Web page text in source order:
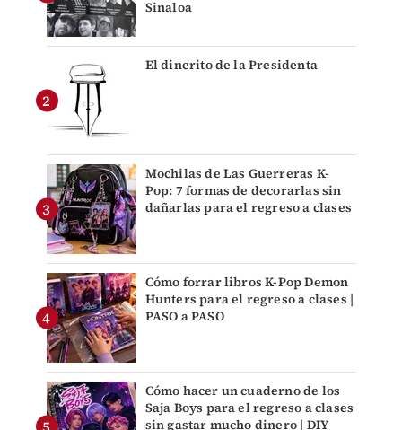
Sinaloa
El dinerito de la Presidenta
Mochilas de Las Guerreras K-
Pop: 7 formas de decorarlas sin
dañarlas para el regreso a clases
Cómo forrar libros K-Pop Demon
Hunters para el regreso a clases |
PASO a PASO
Cómo hacer un cuaderno de los
Saja Boys para el regreso a clases
sin gastar mucho dinero | DIY